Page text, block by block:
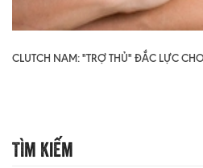
CLUTCH NAM: "TRỢ THỦ" ĐẮC LỰC
Tìm Kiếm